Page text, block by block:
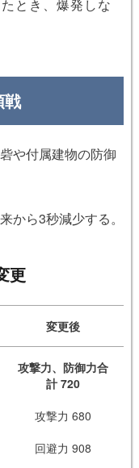
とき、爆発しな
戦
や付属建物の防御
から3秒減少する。
更
変更後
攻撃力、防御力合
計 720
攻撃力 680
回避力 908